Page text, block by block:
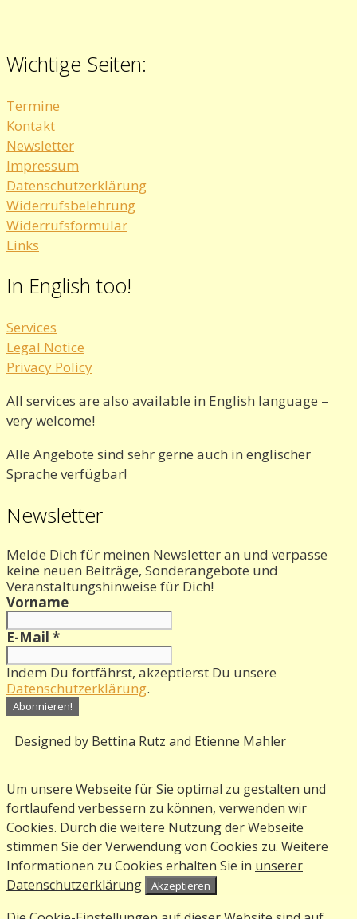
Wichtige Seiten:
Termine
Kontakt
Newsletter
Impressum
Datenschutzerklärung
Widerrufsbelehrung
Widerrufsformular
Links
In English too!
Services
Legal Notice
Privacy Policy
All services are also available in English language –
very welcome!
Alle Angebote sind sehr gerne auch in englischer
Sprache verfügbar!
Newsletter
Melde Dich für meinen Newsletter an und verpasse
keine neuen Beiträge, Sonderangebote und
Veranstaltungshinweise für Dich!
Vorname
E-Mail *
Indem Du fortfährst, akzeptierst Du unsere
Datenschutzerklärung.
Designed by Bettina Rutz and Etienne Mahler
Um unsere Webseite für Sie optimal zu gestalten und
fortlaufend verbessern zu können, verwenden wir
Cookies. Durch die weitere Nutzung der Webseite
stimmen Sie der Verwendung von Cookies zu. Weitere
Informationen zu Cookies erhalten Sie in unserer
Datenschutzerklärung
Akzeptieren